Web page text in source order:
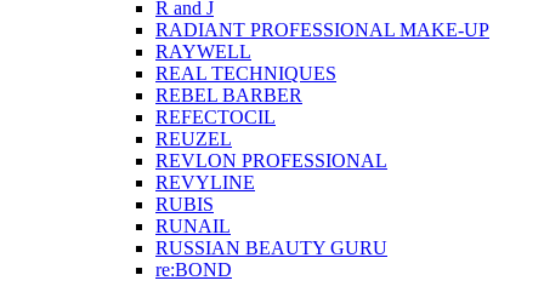
R and J
RADIANT PROFESSIONAL MAKE-UP
RAYWELL
REAL TECHNIQUES
REBEL BARBER
REFECTOCIL
REUZEL
REVLON PROFESSIONAL
REVYLINE
RUBIS
RUNAIL
RUSSIAN BEAUTY GURU
re:BOND